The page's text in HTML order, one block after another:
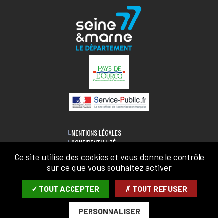
MENTIONS LÉGALES
CONFIDENTIALITÉ
ACCESSIBILITÉ
PLAN DU SITE
LETTRE D'INFORMATION
SAISIR VOTRE COURRIEL:
Ce site utilise des cookies et vous donne le contrôle
sur ce que vous souhaitez activer
✓ TOUT ACCEPTER ✗ TOUT REFUSER
PERSONNALISER